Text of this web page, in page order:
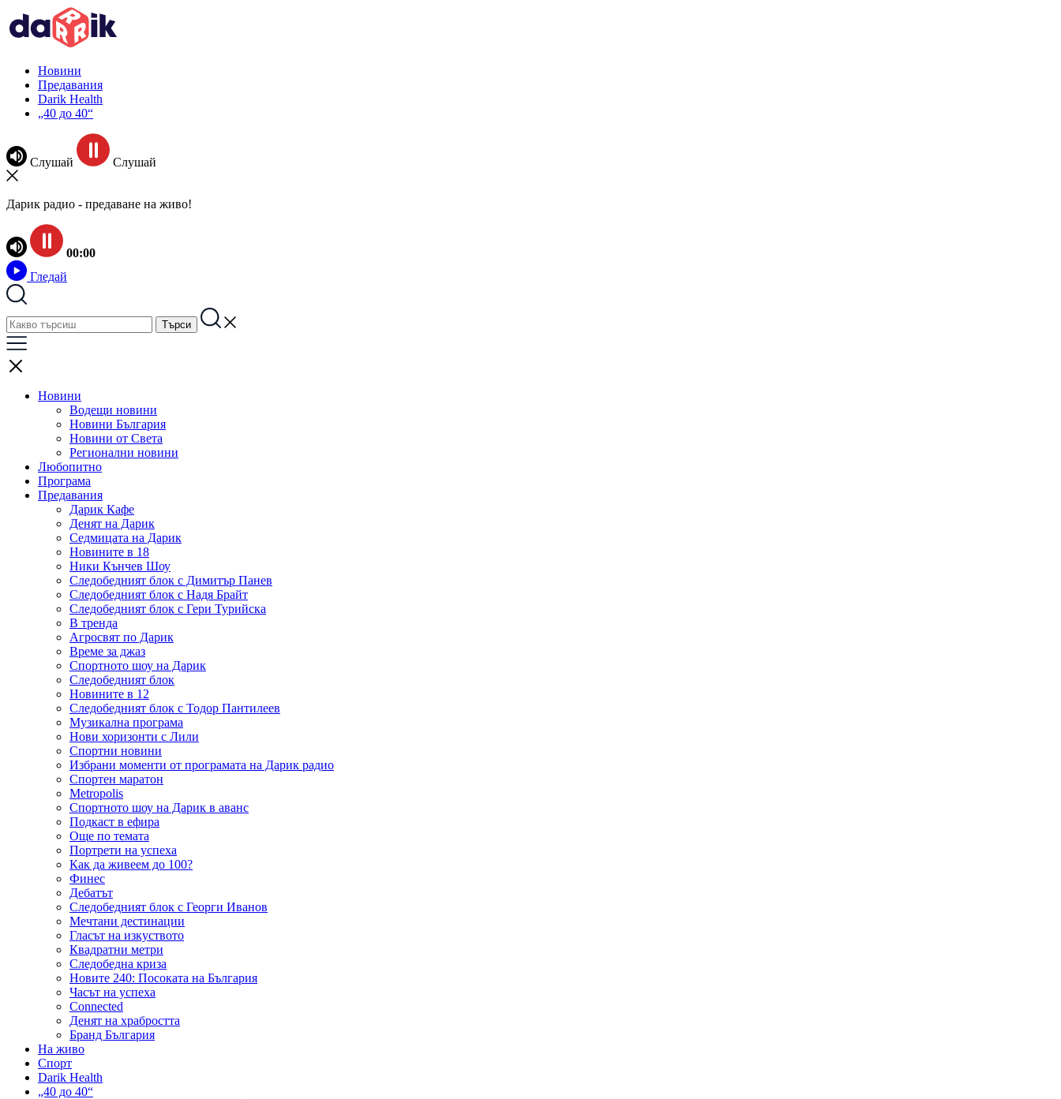
Новини
Предавания
Darik Health
„40 до 40“
Слушай Слушай
Дарик радио - предаване на живо!
00:00
Гледай
Новини
Водещи новини
Новини България
Новини от Света
Регионални новини
Любопитно
Програма
Предавания
Дарик Кафе
Денят на Дарик
Седмицата на Дарик
Новините в 18
Ники Кънчев Шоу
Следобедният блок с Димитър Панев
Следобедният блок с Надя Брайт
Следобедният блок с Гери Турийска
В тренда
Агросвят по Дарик
Време за джаз
Спортното шоу на Дарик
Следобедният блок
Новините в 12
Следобедният блок с Тодор Пантилеев
Музикална програма
Нови хоризонти с Лили
Спортни новини
Избрани моменти от програмата на Дарик радио
Спортен маратон
Metropolis
Спортното шоу на Дарик в аванс
Подкаст в ефира
Още по темата
Портрети на успеха
Как да живеем до 100?
Финес
Дебатът
Следобедният блок с Георги Иванов
Мечтани дестинации
Гласът на изкуството
Квадратни метри
Следобедна криза
Новите 240: Посоката на България
Часът на успеха
Connected
Денят на храбростта
Бранд България
На живо
Спорт
Darik Health
„40 до 40“